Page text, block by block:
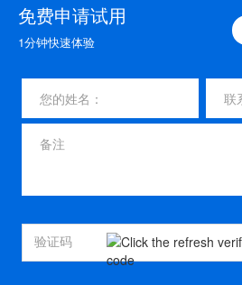
免费申请试用
1分钟快速体验